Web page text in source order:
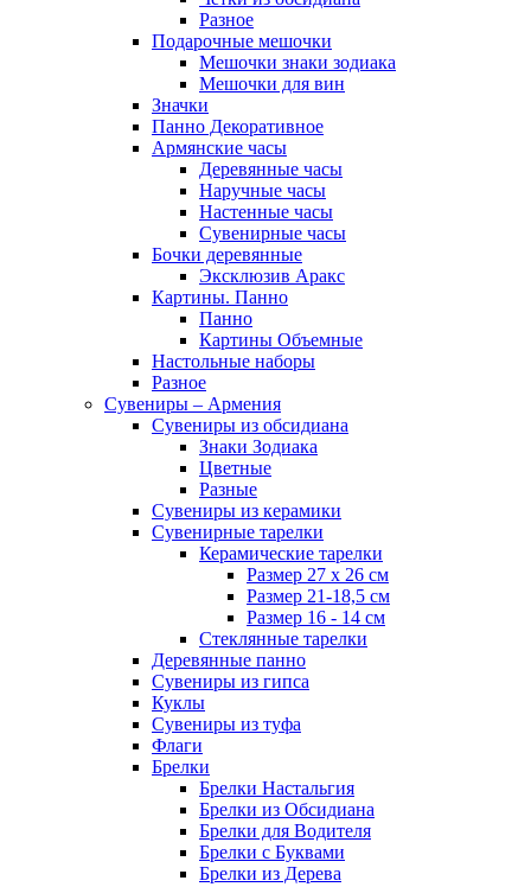
Разное
Подарочные мешочки
Мешочки знаки зодиака
Мешочки для вин
Значки
Панно Декоративное
Армянские часы
Деревянные часы
Наручные часы
Настенные часы
Сувенирные часы
Бочки деревянные
Эксклюзив Аракс
Картины. Панно
Панно
Картины Объемные
Настольные наборы
Разное
Сувениры – Армения
Сувениры из обсидиана
Знаки Зодиака
Цветные
Разные
Сувениры из керамики
Сувенирные тарелки
Керамические тарелки
Размер 27 х 26 см
Размер 21-18,5 см
Размер 16 - 14 см
Стеклянные тарелки
Деревянные панно
Сувениры из гипса
Куклы
Сувениры из туфа
Флаги
Брелки
Брелки Настальгия
Брелки из Обсидиана
Брелки для Водителя
Брелки с Буквами
Брелки из Дерева